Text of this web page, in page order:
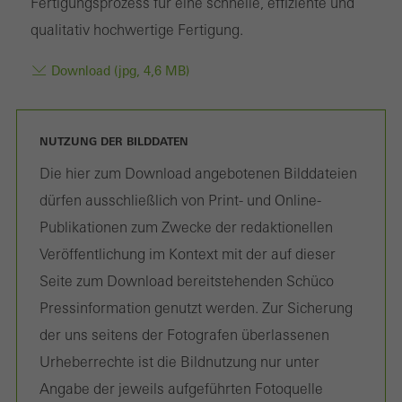
qualitativ hochwertige Fertigung.
Download (jpg, 4,6 MB)
NUTZUNG DER BILDDATEN
Die hier zum Download angebotenen Bilddateien
dürfen ausschließlich von Print- und Online-
Publikationen zum Zwecke der redaktionellen
Veröffentlichung im Kontext mit der auf dieser
Seite zum Download bereitstehenden Schüco
Pressinformation genutzt werden. Zur Sicherung
der uns seitens der Fotografen überlassenen
Urheberrechte ist die Bildnutzung nur unter
Angabe der jeweils aufgeführten Fotoquelle
werden.
beispielsweise durch Auswertung von durchgeführten
Kampagnen, zu optimieren. Diese Cookies werden dazu
verwendet, die Nutzerfreundlichkeit der Webseite und damit das
Nutzererlebnis zu verbessern. Sie sammeln Informationen über
die Nutzungsweise der Webseite, Anzahl der Besuche,
durchschnittliche Verweilzeit, aufgerufene Seiten.